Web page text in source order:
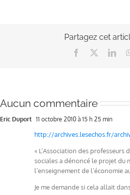
Partagez cet
Facebook
Aucun commentaire
Eric Duport 11 octobre 2010 à 15 h 25 min
http://archives.lesechos.fr/
« L’Association des professeurs
sociales a dénoncé le projet du
l’enseignement de l’économie
Je me demande si cela allait